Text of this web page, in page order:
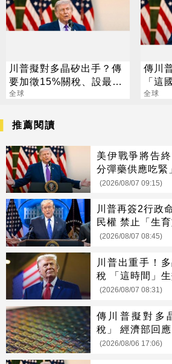
川普擬對多晶矽出手？傳
要加徵15%關稅、設最低
進口價
全球
傳川
「這
遭重擊
全球
推薦閱讀
美伊戰爭將告
分彈藥供應吃緊
(2026/08/07 09:15)
川普再簽2行政
民權 禁止「生育
(2026/08/07 08:45)
川普出重手！
稅 「這時間」
(2026/08/07 08:31)
傳川普擬對多
稅」 經濟部回應
(2026/08/06 17:06)